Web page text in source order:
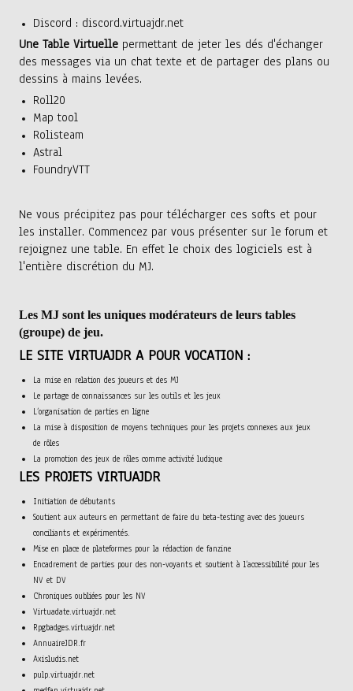
Discord : discord.virtuajdr.net
Une Table Virtuellepermettant de jeter les dés d'échanger
des messages via un chat texte et de partager des plans ou
dessins à mains levées.
Roll20
Map tool
Rolisteam
Astral
FoundryVTT
Ne vous précipitez pas pour télécharger ces softs et pour
les installer. Commencez par vous présenter sur le forum et
rejoignez une table. En effet le choix des logiciels est à
l'entière discrétion du MJ.
Les MJ sont les uniques modérateurs de leurs tables
(groupe) de jeu.
LE SITE VIRTUAJDR A POUR VOCATION :
La mise en relation des joueurs et des MJ
Le partage de connaissances sur les outils et les jeux
L’organisation de parties en ligne
La mise à disposition de moyens techniques pour les projets connexes aux jeux
de rôles
La promotion des jeux de rôles comme activité ludique
LES PROJETS VIRTUAJDR
Initiation de débutants
Soutient aux auteurs en permettant de faire du beta-testing avec des joueurs
conciliants et expérimentés.
Mise en place de plateformes pour la rédaction de fanzine
Encadrement de parties pour des non-voyants et soutient à l’accessibilité pour les
NV et DV
Chroniques oubliées pour les NV
Virtuadate.virtuajdr.net
Rpgbadges.virtuajdr.net
AnnuaireJDR.fr
Axisludis.net
pulp.virtuajdr.net